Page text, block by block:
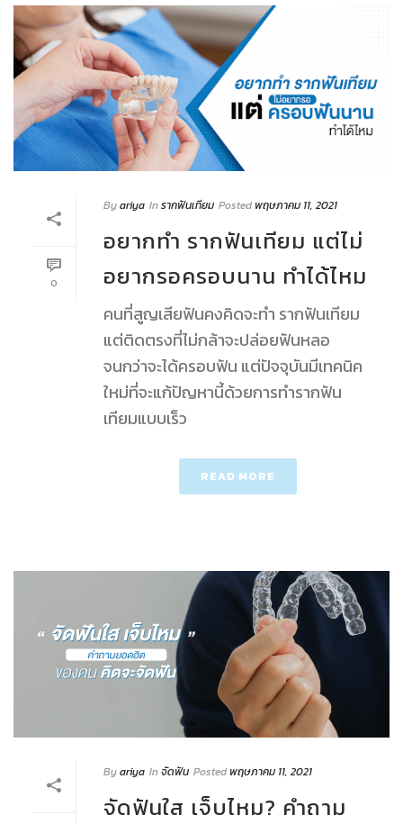
0
Byariya Inรากฟันเทียม Posted พฤษภาคม 11, 2021
อยากทำ รากฟันเทียม แต่ไม่
อยากรอครอบนาน ทำได้ไหม
คนที่สูญเสียฟันคงคิดจะทำ รากฟันเทียม
แต่ติดตรงที่ไม่กล้าจะปล่อยฟันหลอ
จนกว่าจะได้ครอบฟัน แต่ปัจจุบันมีเทคนิค
ใหม่ที่จะแก้ปัญหานี้ด้วยการทำรากฟัน
เทียมแบบเร็ว
READ MORE
Byariya Inจัดฟัน Posted พฤษภาคม 11, 2021
จัดฟันใส เจ็บไหม? คำถาม